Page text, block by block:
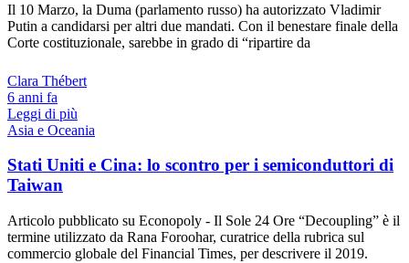
Il 10 Marzo, la Duma (parlamento russo) ha autorizzato Vladimir
Putin a candidarsi per altri due mandati. Con il benestare finale della
Corte costituzionale, sarebbe in grado di “ripartire da
Clara Thébert
6 anni fa
Leggi di più
Asia e Oceania
Stati Uniti e Cina: lo scontro per i semiconduttori di
Taiwan
Articolo pubblicato su Econopoly - Il Sole 24 Ore “Decoupling” è il
termine utilizzato da Rana Foroohar, curatrice della rubrica sul
commercio globale del Financial Times, per descrivere il 2019.